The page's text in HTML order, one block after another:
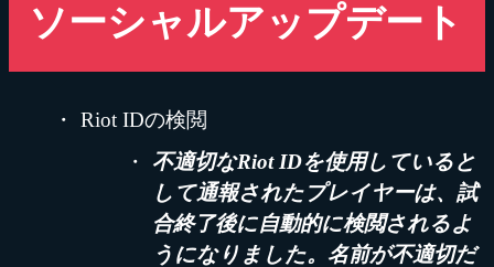
ソーシャルアップデート
Riot IDの検閲
不適切なRiot IDを使用していると
して通報されたプレイヤーは、試
合終了後に自動的に検閲されるよ
うになりました。名前が不適切だ